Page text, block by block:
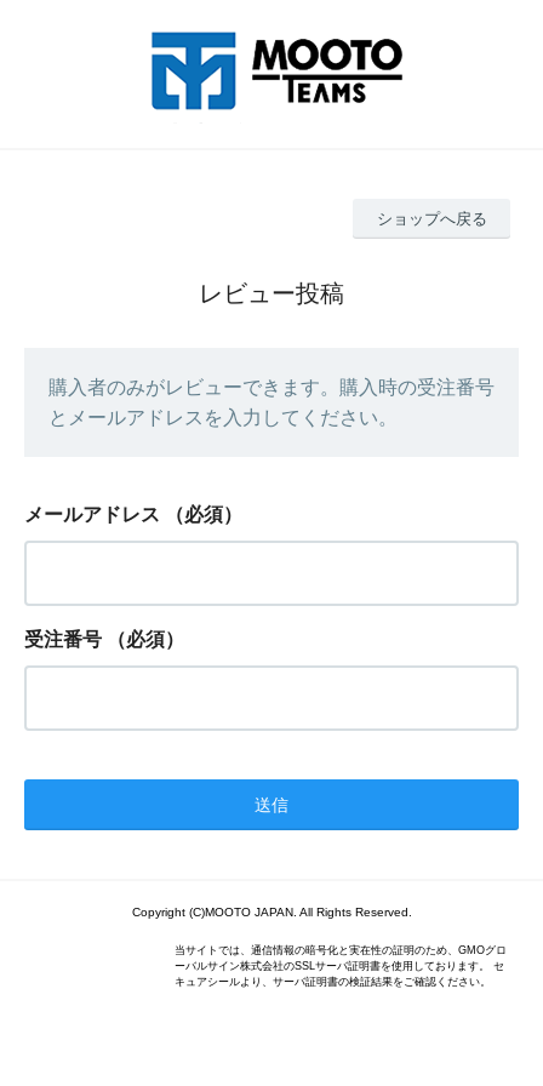
ショップへ戻る
レビュー投稿
購入者のみがレビューできます。購入時の受注番号
とメールアドレスを入力してください。
メールアドレス （必須）
受注番号 （必須）
Copyright (C)MOOTO JAPAN. All Rights Reserved.
当サイトでは、通信情報の暗号化と実在性の証明のため、GMOグロ
ーバルサイン株式会社のSSLサーバ証明書を使用しております。 セ
キュアシールより、サーバ証明書の検証結果をご確認ください。